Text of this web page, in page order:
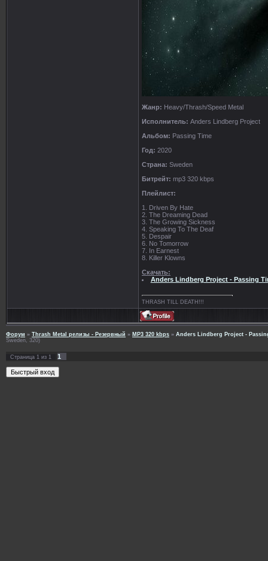
Жанр: Heavy/Thrash/Speed Metal
Исполнитель: Anders Lindberg Project
Альбом: Passing Time
Год: 2020
Страна: Sweden
Битрейт: mp3 320 kbps
Плейлист:
1. Driven By Hate
2. The Dreaming Dead
3. The Growing Sickness
4. Speaking To The Deaf
5. Despair
6. No Tomorrow
7. In Earnest
8. Killer Klowns
Скачать:
Anders Lindberg Project - Passing
THRASH TILL DEATH!!!
Форум » Thrash Metal релизы - Резервный » MP3 320 kbps » Anders Lindberg Project -
Sweden, 320)
Страница 1 из 1 1